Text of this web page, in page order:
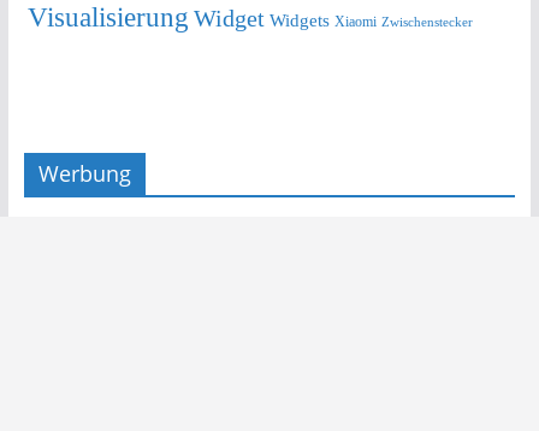
Visualisierung Widget Widgets Xiaomi Zwischenstecker
Werbung